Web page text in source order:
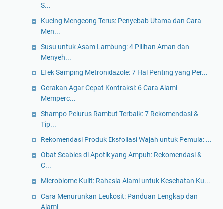
S...
Kucing Mengeong Terus: Penyebab Utama dan Cara
Men...
Susu untuk Asam Lambung: 4 Pilihan Aman dan
Menyeh...
Efek Samping Metronidazole: 7 Hal Penting yang Per...
Gerakan Agar Cepat Kontraksi: 6 Cara Alami
Memperc...
Shampo Pelurus Rambut Terbaik: 7 Rekomendasi &
Tip...
Rekomendasi Produk Eksfoliasi Wajah untuk Pemula: ...
Obat Scabies di Apotik yang Ampuh: Rekomendasi &
C...
Microbiome Kulit: Rahasia Alami untuk Kesehatan Ku...
Cara Menurunkan Leukosit: Panduan Lengkap dan
Alami